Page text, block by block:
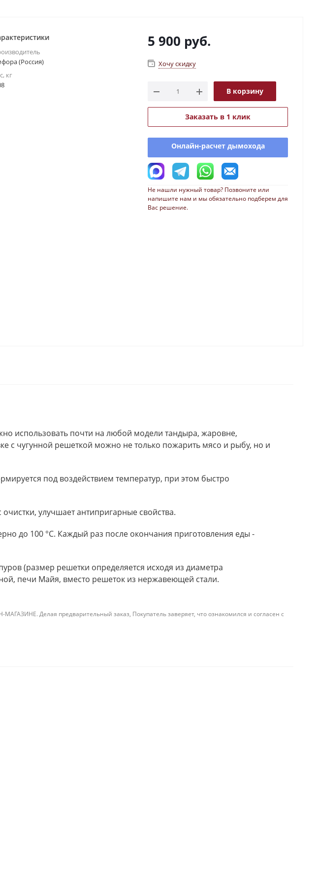
(Россия)
кг
5 900 руб.
Хочу скидку
В корзину
Заказать в 1 клик
Онлайн-расчет дымохода
Не нашли нужный товар? Позвоните или
напишите нам и мы обязательно подберем для
Вас решение.
использовать почти на любой модели тандыра, жаровне,
с чугунной решеткой можно не только пожарить мясо и рыбу, но и
под воздействием температур, при этом быстро
улучшает антипригарные свойства.
до 100 °С. Каждый раз после окончания приготовления еды -
(размер решетки определяется исходя из диаметра
печи Майя, вместо решеток из нержавеющей стали.
Делая предварительный заказ, Покупатель заверяет, что ознакомился и согласен с